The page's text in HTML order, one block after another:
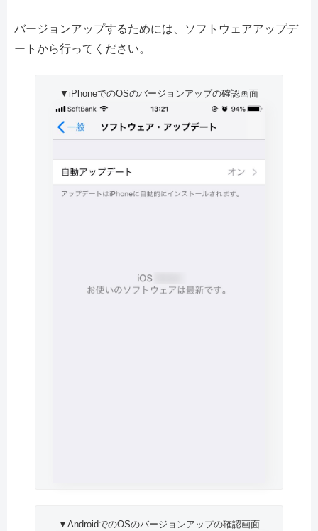
バージョンアップするためには、ソフトウェアアップデ
ートから行ってください。
▼iPhoneでのOSのバージョンアップの確認画面
▼AndroidでのOSのバージョンアップの確認画面